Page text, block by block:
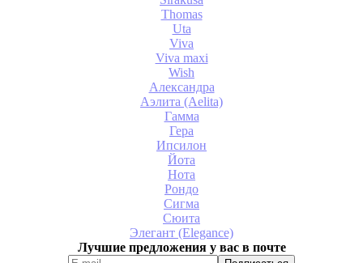
Thomas
Uta
Viva
Viva maxi
Wish
Александра
Аэлита (Aelita)
Гамма
Гера
Ипсилон
Йота
Нота
Рондо
Сигма
Сюита
Элегант (Elegance)
Лучшие предложения у вас в почте